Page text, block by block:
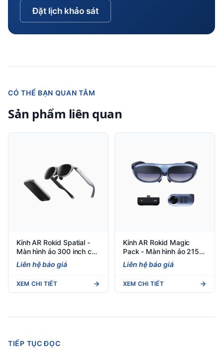
Đặt lịch khảo sát
CÓ THỂ BẠN QUAN TÂM
Sản phẩm liên quan
Kính AR Rokid Spatial -
Màn hình ảo 300 inch cho
doanh nghiệp đa nhiệm
Liên hệ báo giá
XEM CHI TIẾT
Kính AR Rokid Magic
Pack - Màn hình ảo 215
inch cho game thủ &
doanh nhân
Liên hệ báo giá
XEM CHI TIẾT
TIẾP TỤC ĐỌC